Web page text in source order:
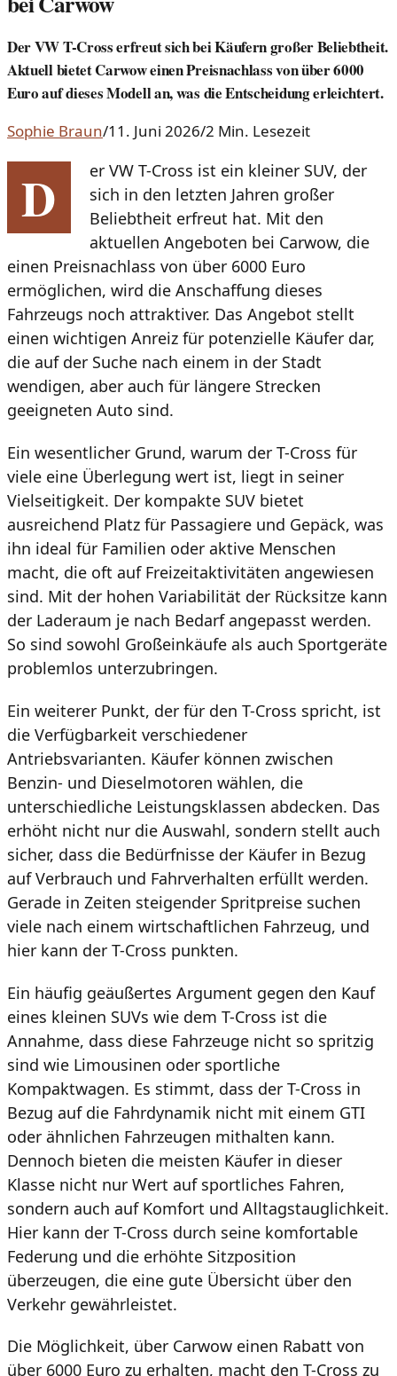
Der VW T-Cross erfreut sich bei Käufern großer Beliebtheit.
Aktuell bietet Carwow einen Preisnachlass von über 6000
Euro auf dieses Modell an, was die Entscheidung erleichtert.
Sophie Braun/11. Juni 2026/2 Min. Lesezeit
D
er VW T-Cross ist ein kleiner SUV, der
sich in den letzten Jahren großer
Beliebtheit erfreut hat. Mit den
aktuellen Angeboten bei Carwow, die
einen Preisnachlass von über 6000 Euro
ermöglichen, wird die Anschaffung dieses
Fahrzeugs noch attraktiver. Das Angebot stellt
einen wichtigen Anreiz für potenzielle Käufer dar,
die auf der Suche nach einem in der Stadt
wendigen, aber auch für längere Strecken
geeigneten Auto sind.
Ein wesentlicher Grund, warum der T-Cross für
viele eine Überlegung wert ist, liegt in seiner
Vielseitigkeit. Der kompakte SUV bietet
ausreichend Platz für Passagiere und Gepäck, was
ihn ideal für Familien oder aktive Menschen
macht, die oft auf Freizeitaktivitäten angewiesen
sind. Mit der hohen Variabilität der Rücksitze kann
der Laderaum je nach Bedarf angepasst werden.
So sind sowohl Großeinkäufe als auch Sportgeräte
problemlos unterzubringen.
Ein weiterer Punkt, der für den T-Cross spricht, ist
die Verfügbarkeit verschiedener
Antriebsvarianten. Käufer können zwischen
Benzin- und Dieselmotoren wählen, die
unterschiedliche Leistungsklassen abdecken. Das
erhöht nicht nur die Auswahl, sondern stellt auch
sicher, dass die Bedürfnisse der Käufer in Bezug
auf Verbrauch und Fahrverhalten erfüllt werden.
Gerade in Zeiten steigender Spritpreise suchen
viele nach einem wirtschaftlichen Fahrzeug, und
hier kann der T-Cross punkten.
Ein häufig geäußertes Argument gegen den Kauf
eines kleinen SUVs wie dem T-Cross ist die
Annahme, dass diese Fahrzeuge nicht so spritzig
sind wie Limousinen oder sportliche
Kompaktwagen. Es stimmt, dass der T-Cross in
Bezug auf die Fahrdynamik nicht mit einem GTI
oder ähnlichen Fahrzeugen mithalten kann.
Dennoch bieten die meisten Käufer in dieser
Klasse nicht nur Wert auf sportliches Fahren,
sondern auch auf Komfort und Alltagstauglichkeit.
Hier kann der T-Cross durch seine komfortable
Federung und die erhöhte Sitzposition
überzeugen, die eine gute Übersicht über den
Verkehr gewährleistet.
Die Möglichkeit, über Carwow einen Rabatt von
über 6000 Euro zu erhalten, macht den T-Cross zu